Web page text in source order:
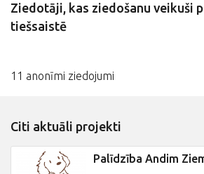
Ziedotāji, kas ziedošanu veikuši
tiešsaistē
11 anonīmi ziedojumi
Citi aktuāli projekti
Palīdzība Andim